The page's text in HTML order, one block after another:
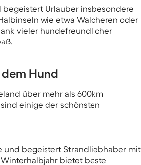
begeistert Urlauber insbesondere
wie etwa Walcheren oder
vieler hundefreundlicher
Hund
über mehr als 600km
einige der schönsten
und begeistert Strandliebhaber mit
bietet beste